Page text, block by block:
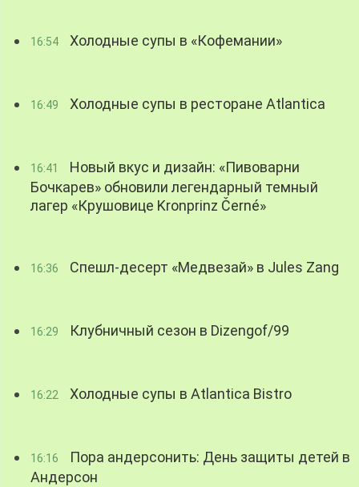
16:54 Холодные супы в «Кофемании»
16:49 Холодные супы в ресторане Atlantica
16:41
Новый вкус и дизайн: «Пивоварни
Бочкарев» обновили легендарный темный
лагер «Крушовице Kronprinz Černé»
16:36 Спешл-десерт «Медвезай» в Jules Zang
16:29 Клубничный сезон в Dizengof/99
16:22 Холодные супы в Atlantica Bistro
16:16
Пора андерсонить: День защиты детей в
Андерсон